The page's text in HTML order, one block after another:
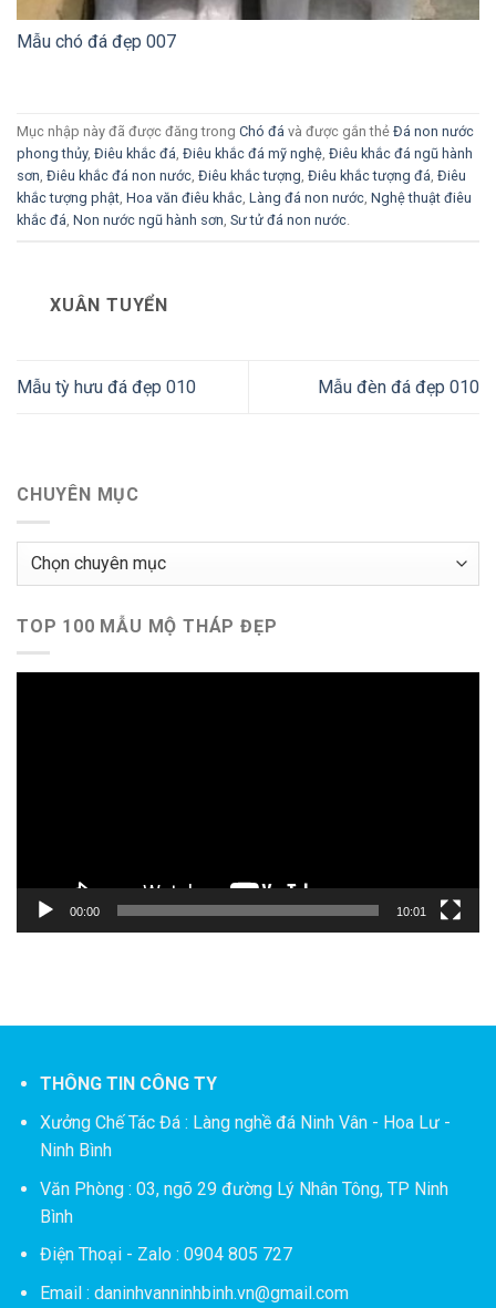
Mẫu chó đá đẹp 007
Mục nhập này đã được đăng trong Chó đá và được gắn thẻ Đá non nước
phong thủy, Điêu khắc đá Điêu khắc đá mỹ nghệ Điêu khắc đá ngũ hành
sơn Điêu khắc đá non nước Điêu khắc tượng Điêu khắc tượng đá Điêu
khắc tượng phật Hoa văn điêu khắc Làng đá non nước Nghệ thuật điêu
khắc đá Non nước ngũ hành sơn Sư tử đá non nước
XUÂN TUYỂN
Mẫu tỳ hưu đá đẹp 010 Mẫu đèn đá đẹp 010
CHUYÊN MỤC
Chuyên
TOP 100 MẪU MỘ THÁP ĐẸP
00:00 10:01
THÔNG TIN CÔNG TY
Xưởng Chế Tác Đá : Làng nghề đá Ninh Vân - Hoa Lư -
Ninh Bình
Văn Phòng : 03, ngõ 29 đường Lý Nhân Tông, TP Ninh
Bình
Điện Thoại - Zalo : 0904 805 727
Email : daninhvanninhbinh.vn@gmail.com